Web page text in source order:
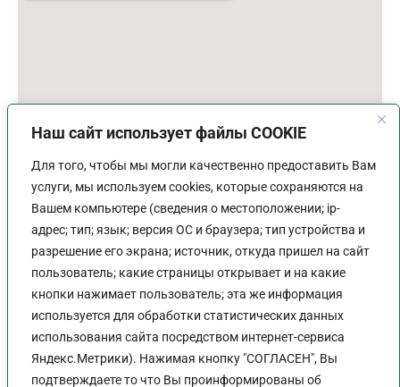
Наш сайт использует файлы COOKIE
Для того, чтобы мы могли качественно предоставить Вам
услуги, мы используем cookies, которые сохраняются на
Вашем компьютере (сведения о местоположении; ip-
адрес; тип; язык; версия ОС и браузера; тип устройства и
разрешение его экрана; источник, откуда пришел на сайт
пользователь; какие страницы открывает и на какие
кнопки нажимает пользователь; эта же информация
используется для обработки статистических данных
использования сайта посредством интернет-сервиса
Яндекс.Метрики). Нажимая кнопку "СОГЛАСЕН", Вы
подтверждаете то что Вы проинформированы об
График работы
Пн-Пт:9:00 - 18:00
Перерыв:13:00 - 14:00
Выходной:Сб - Вс